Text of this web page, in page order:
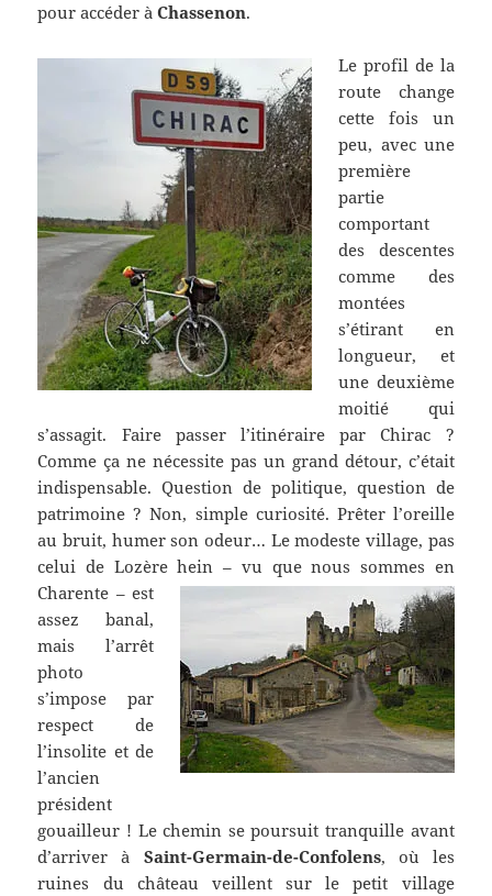
pour accéder àChassenon.
Le profil de la
route change
cette fois un
peu, avec une
première
partie
comportant
des descentes
comme des
montées
s’étirant en
longueur, et
une deuxième
moitié qui
s’assagit. Faire passer l’itinéraire par Chirac ?
Comme ça ne nécessite pas un grand détour, c’était
indispensable. Question de politique, question de
patrimoine ? Non, simple curiosité. Prêter l’oreille
au bruit, humer son odeur… Le modeste village, pas
celui de Lozère hein – vu que nous sommes en
Charente –est
assez banal,
mais l’arrêt
photo
s’impose par
respect de
l’insolite et de
l’ancien
président
gouailleur ! Le chemin se poursuit tranquille avant
d’arriver à Saint-Germain-de-Confolens, où les
ruines du château veillent sur le petit village